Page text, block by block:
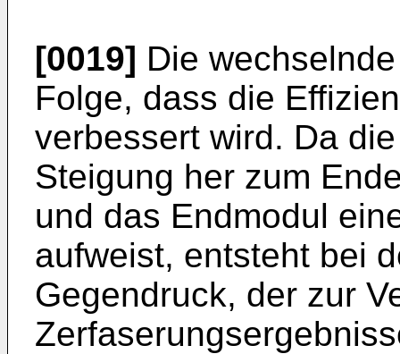
[0019] Die
Folge, dass die
verbessert wird. Da
Steigung her zum
und das Endmodul
aufweist, entsteht bei
Gegendruck, der zur